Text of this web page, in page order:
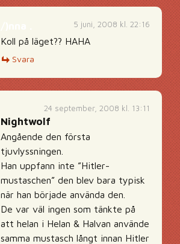
5 juni, 2008 kl. 22:16
Koll på läget?? HAHA
Svara
24 september, 2008 kl. 13:11
Nightwolf
Angående den första
tjuvlyssningen.
Han uppfann inte ”Hitler-
mustaschen” den blev bara typisk
när han började använda den.
De var väl ingen som tänkte på
att helan i Helan & Halvan använde
samma mustasch långt innan Hitler